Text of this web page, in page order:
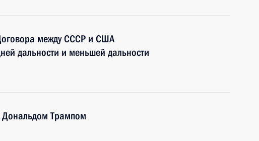
между СССР и США
дальности и меньшей дальности
Трампом